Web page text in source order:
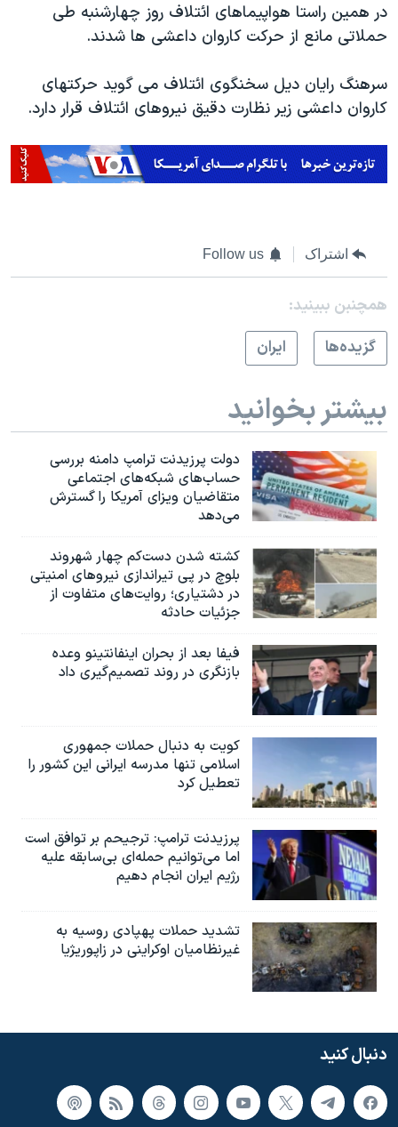
در همین راستا هواپیماهای ائتلاف روز چهارشنبه طی
حملاتی مانع از حرکت کاروان داعشی ها شدند.
سرهنگ رایان دیل سخنگوی ائتلاف می گوید حرکتهای
کاروان داعشی زیر نظارت دقیق نیروهای ائتلاف قرار دارد.
اشتراک Follow us
همچنبن ببینید:
گزيده‌ها
ايران
بیشتر بخوانید
دولت پرزیدنت ترامپ دامنه بررسی
حساب‌های شبکه‌های اجتماعی
متقاضیان ویزای آمریکا را گسترش
می‌دهد
کشته شدن دست‌کم چهار شهروند
بلوچ در پی تیراندازی نیروهای امنیتی
در دشتیاری؛ روایت‌های متفاوت از
جزئیات حادثه
فیفا بعد از بحران اینفانتینو وعده
بازنگری در روند تصمیم‌گیری داد
کویت به دنبال حملات جمهوری
اسلامی تنها مدرسه ایرانی این کشور را
تعطیل کرد
پرزیدنت ترامپ: ترجیحم بر توافق است
اما می‌توانیم حمله‌ای بی‌سابقه علیه
رژیم ایران انجام دهیم
تشدید حملات پهپادی روسیه به
غیرنظامیان اوکراینی در زاپوریژیا
دنبال کنید